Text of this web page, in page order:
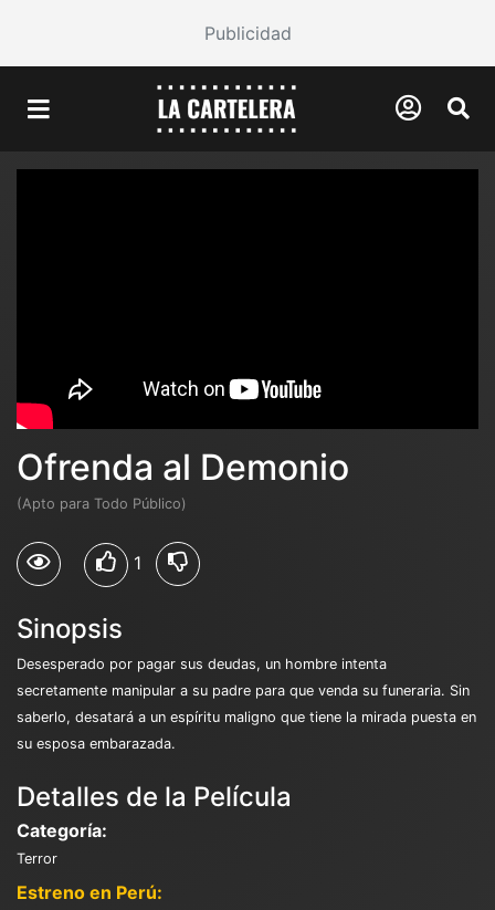
Publicidad
Ofrenda al Demonio
(Apto para Todo Público)
1
Sinopsis
Desesperado por pagar sus deudas, un hombre intenta
secretamente manipular a su padre para que venda su funeraria. Sin
saberlo, desatará a un espíritu maligno que tiene la mirada puesta en
su esposa embarazada.
Detalles de la Película
Categoría:
Terror
Estreno en Perú: